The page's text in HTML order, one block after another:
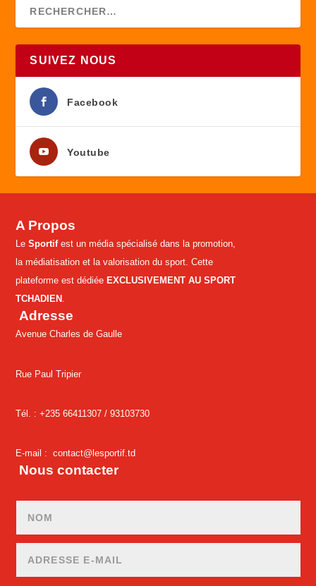
SUIVEZ NOUS
Facebook
Youtube
A Propos
LeSportifest un média spécialisé dans la promotion,
la médiatisation et la valorisation du sport. Cette
plateforme est dédiée EXCLUSIVEMENT AU SPORT
TCHADIEN .
Adresse
Avenue Charles de Gaulle
Rue Paul Tripier
Tél. : +235 66411307 /93103730
E-mail :contact@lesportif.td
Nous contacter